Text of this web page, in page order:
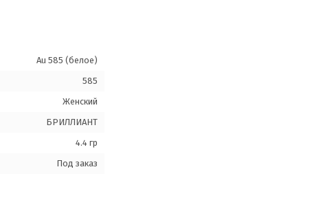
Au 585 (белое)
585
Женский
БРИЛЛИАНТ
4.4 гр
Под заказ